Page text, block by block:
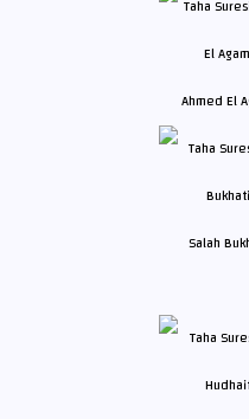
Ahmed El
Salah